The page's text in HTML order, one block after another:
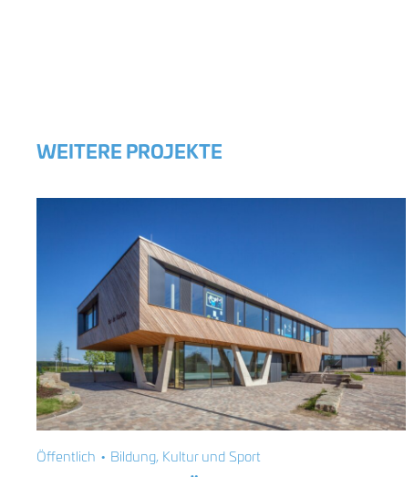
WEITERE PROJEKTE
Öffentlich • Bildung, Kultur und Sport